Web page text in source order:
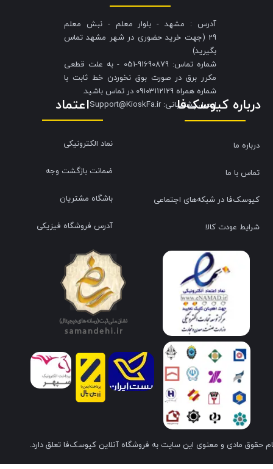
آدرس : مشهد - بلوار معلم - نبش معلم
29 (جهت خرید حضوری در شهر مشهد تماس
بگیرید)
شماره تماس: 91690879-051 - به علت قطعی
مکرر برق در صورت بوق نخوردن خط ثابت با
شماره همراه 09103112129 در تماس باشید.
​​​​​​​ایمیل پشتیبانی: Support@KioskFa.ir
حقوق مادی و معنوی این سایت به فروشگاه آنلاین کیوسک‌فا تعلق دارد.
اعتماد
نماد الکترونیکی
ضمانت بازگشت وجه
باشگاه مشتریان
آدرس فروشگاه فیزیکی
درباره کیوسک‌فا
درباره ما
تماس با ما
کیوسک‌فا در شبکه‌های اجتماعی
شرایط عودت کالا